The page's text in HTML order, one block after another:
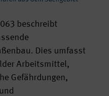
beschreibt
Dies umfasst
Arbeitsmittel,
Gefährdungen,